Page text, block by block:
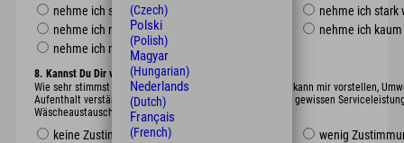
nehme ich sehr stark wahr
nehme ich stark
nehme ich mäßig wahr
nehme ich
nehme ich nicht wahr
8. Kannst Du Dir vorstellen:
Wie sehr stimmst Du mit dem folgenden Satz überein: „Ich kann mir vorstellen,
Aufenthalt verstärkt zu beachten, auch wenn ich dabei mit gewissen
Wäscheaustausch, kein Sommergemüse im Winter …).
keine Zustimmung
wenig
(Czech)
Polski
(Polish)
Magyar
(Hungarian)
Nederlands
(Dutch)
Français
(French)